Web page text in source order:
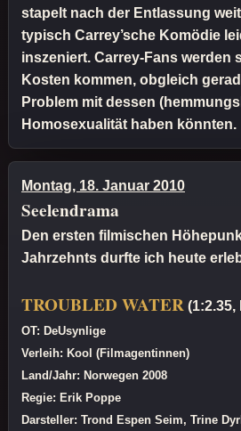
stapelt nach der Entlassung
typisch Carrey’sche Komödie
inszeniert. Carrey-Fans werden
Kosten kommen, obgleich
Problem mit dessen
Homosexualität haben könnten.
Montag, 18. Januar 2010
Seelendrama
Den ersten filmischen
Jahrzehnts durfte ich heute
TROUBLED WATER (1:2.35,
OT: DeUsynlige
Verleih: Kool (Filmagentinnen)
Land/Jahr: Norwegen 2008
Regie: Erik Poppe
Darsteller: Trond Espen Seim, Trine